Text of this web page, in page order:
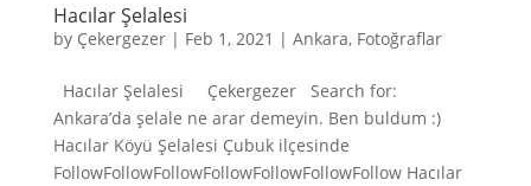
Hacılar Şelalesi
by Çekergezer| Feb 1, 2021 | Ankara, Fotoğraflar
Hacılar Şelalesi Çekergezer Search for:
Ankara’da şelale ne arar demeyin. Ben buldum :)
Hacılar Köyü Şelalesi Çubuk ilçesinde
FollowFollowFollowFollowFollowFollowFollow Hacılar